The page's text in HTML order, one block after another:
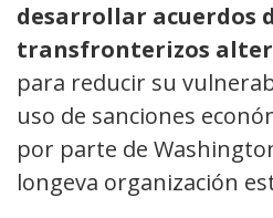
desarrollar acuerdos
transfronterizos
para reducir su
uso de sanciones
por parte de
longeva organización